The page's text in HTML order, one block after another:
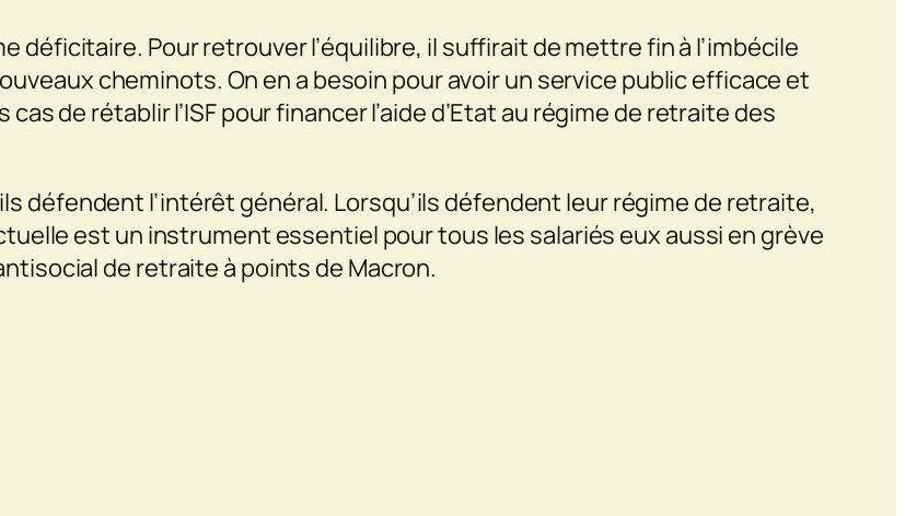
déficitaire. Pour retrouver l’équilibre, il suffirait de mettre fin à l’imbécile
cheminots. On en a besoin pour avoir un service public efficace et
de rétablir l’ISF pour financer l’aide d’Etat au régime de retraite des
défendent l’intérêt général. Lorsqu’ils défendent leur régime de retraite,
est un instrument essentiel pour tous les salariés eux aussi en grève
de retraite à points de Macron.